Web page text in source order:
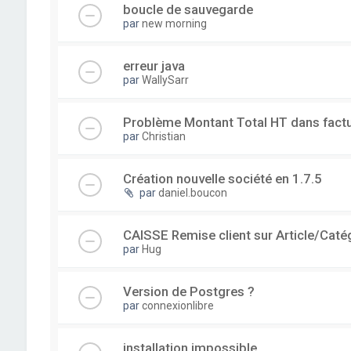
boucle de sauvegarde
parnew morning
erreur java
parWallySarr
Problème Montant Total HT dans
parChristian
Création nouvelle société en 1.7.5
pardaniel.boucon
CAISSE Remise client sur Article/
par Hug
Version de Postgres ?
parconnexionlibre
installation impossible